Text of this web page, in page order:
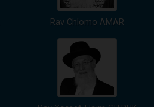
Rav Chlomo AMAR